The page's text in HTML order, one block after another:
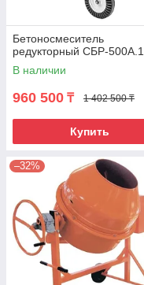
Бетоносмеситель
редукторный СБР-500А.1
В наличии
960 500 ₸ 1 402 500 ₸
Купить
–32%